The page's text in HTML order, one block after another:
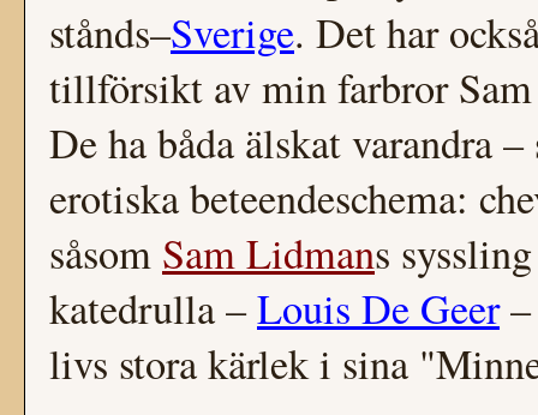
stånds–Sverige. Det har
tillförsikt av min farbror
De ha båda älskat varandra
erotiska beteendeschema:
såsom Sam Lidmans
katedrulla –Louis De Geer–
livs stora kärlek i sina